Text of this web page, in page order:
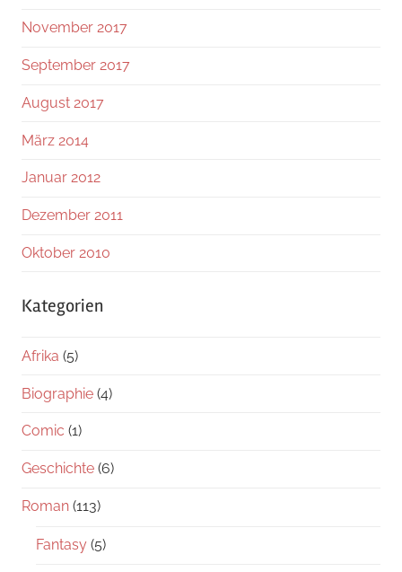
November 2017
September 2017
August 2017
März 2014
Januar 2012
Dezember 2011
Oktober 2010
Kategorien
Afrika (5)
Biographie (4)
Comic (1)
Geschichte (6)
Roman (113)
Fantasy (5)